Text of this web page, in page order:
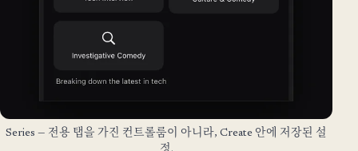
Series — 전용 탭을 가진 컨트롤룸이 아니라, Create 안에 저장된 설